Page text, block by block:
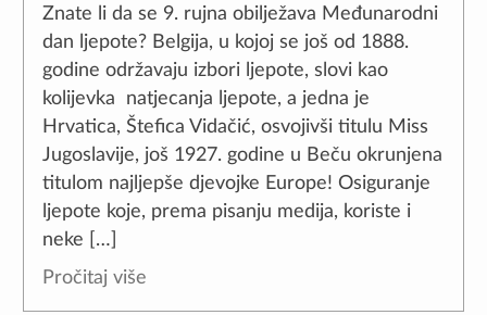
Znate li da se 9. rujna obilježava Međunarodni
dan ljepote? Belgija, u kojoj se još od 1888.
godine održavaju izbori ljepote, slovi kao
kolijevka natjecanja ljepote, a jedna je
Hrvatica, Štefica Vidačić, osvojivši titulu Miss
Jugoslavije, još 1927. godine u Beču okrunjena
titulom najljepše djevojke Europe! Osiguranje
ljepote koje, prema pisanju medija, koriste i
neke […]
Pročitaj više